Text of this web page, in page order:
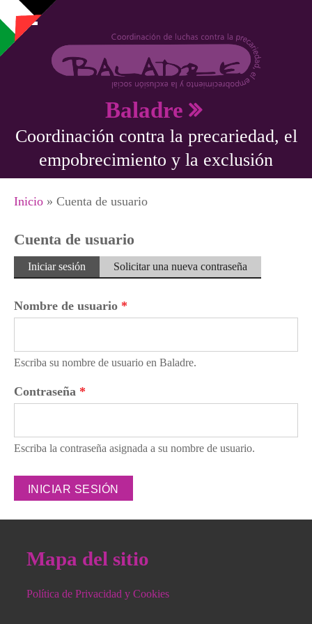
Pasar al contenido principal
Baladre
Coordinación contra la precariedad, el
empobrecimiento y la exclusión
Se encuentra usted aquí
Inicio » Cuenta de usuario
Cuenta de usuario
Solapas principales
Iniciar sesión (solapaSolicitar una nueva contraseña
Nombre de usuario *
Escriba su nombre de usuario en Baladre.
Contraseña *
Escriba la contraseña asignada a su nombre de usuario.
Mapa del sitio
Política de Privacidad y Cookies